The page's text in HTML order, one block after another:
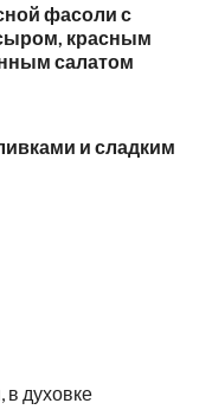
фасоли с
красным
салатом
и сладким
духовке